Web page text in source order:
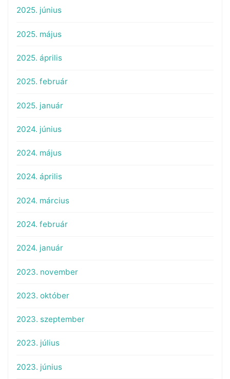
2025. június
2025. május
2025. április
2025. február
2025. január
2024. június
2024. május
2024. április
2024. március
2024. február
2024. január
2023. november
2023. október
2023. szeptember
2023. július
2023. június